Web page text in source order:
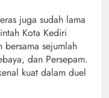
juga sudah lama
Kota Kediri
bersama sejumlah
dan Persepam.
kuat dalam duel